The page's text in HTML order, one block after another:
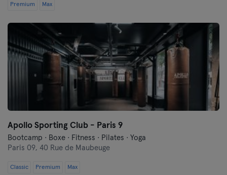
Premium Max
Apollo Sporting Club - Paris 9
Bootcamp · Boxe · Fitness · Pilates · Yoga
Paris 09, 40 Rue de Maubeuge
Classic Premium Max